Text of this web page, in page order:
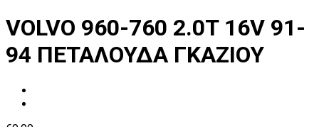
VOLVO 960-760 2.0T 16V 91-
94 ΠΕΤΑΛΟΥΔΑ ΓΚΑΖΙΟΥ